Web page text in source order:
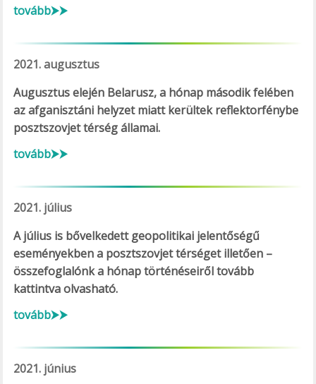
tovább⮞⮞
2021. augusztus
Augusztus elején Belarusz, a hónap második felében
az afganisztáni helyzet miatt kerültek reflektorfénybe
posztszovjet térség államai.
tovább⮞⮞
2021. július
A július is bővelkedett geopolitikai jelentőségű
eseményekben a posztszovjet térséget illetően –
összefoglalónk a hónap történéseiről tovább
kattintva olvasható.
tovább⮞⮞
2021. június